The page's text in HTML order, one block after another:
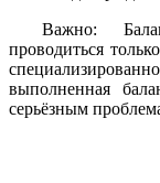
Важно:
проводиться
выполненная
серьёзным